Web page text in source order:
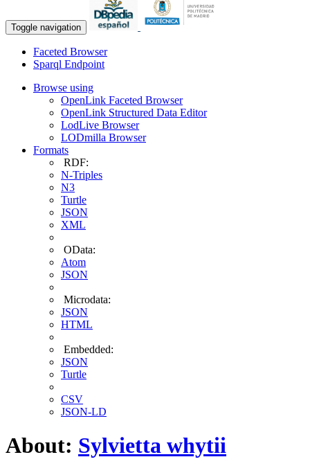
Toggle navigation
Faceted Browser
Sparql Endpoint
Browse using
OpenLink Faceted Browser
OpenLink Structured Data Editor
LodLive Browser
LODmilla Browser
Formats
RDF:
N-Triples
N3
Turtle
JSON
XML
OData:
Atom
JSON
Microdata:
JSON
HTML
Embedded:
JSON
Turtle
CSV
JSON-LD
About: Sylvietta whytii